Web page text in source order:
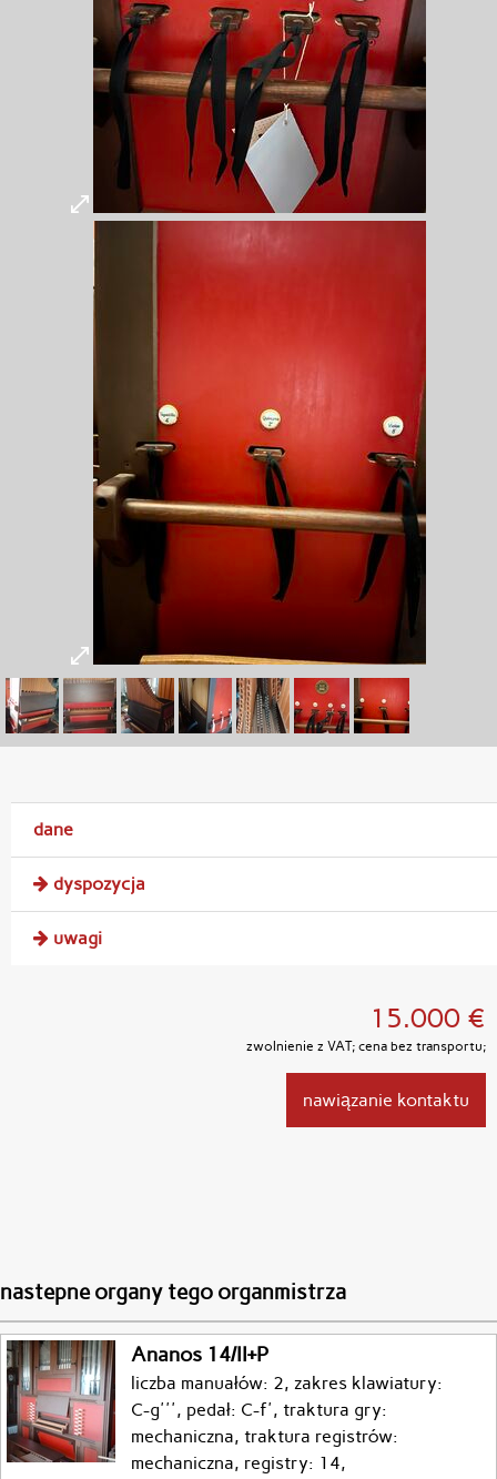
dane
dyspozycja
uwagi
15.000 €
zwolnienie z VAT; cena bez transportu;
nawiązanie kontaktu
nastepne organy tego organmistrza
Ananos 14/II+P
liczba manuałów: 2, zakres klawiatury:
C-g''', pedał: C-f', traktura gry:
mechaniczna, traktura registrów:
mechaniczna, registry: 14,